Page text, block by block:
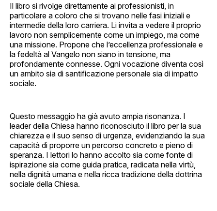
Il libro si rivolge direttamente ai professionisti, in
particolare a coloro che si trovano nelle fasi iniziali e
intermedie della loro carriera. Li invita a vedere il proprio
lavoro non semplicemente come un impiego, ma come
una missione. Propone che l’eccellenza professionale e
la fedeltà al Vangelo non siano in tensione, ma
profondamente connesse. Ogni vocazione diventa così
un ambito sia di santificazione personale sia di impatto
sociale.
Questo messaggio ha già avuto ampia risonanza. I
leader della Chiesa hanno riconosciuto il libro per la sua
chiarezza e il suo senso di urgenza, evidenziando la sua
capacità di proporre un percorso concreto e pieno di
speranza. I lettori lo hanno accolto sia come fonte di
ispirazione sia come guida pratica, radicata nella virtù,
nella dignità umana e nella ricca tradizione della dottrina
sociale della Chiesa.